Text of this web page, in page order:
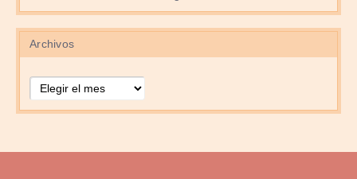
Archivos